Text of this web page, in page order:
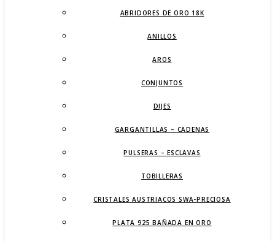
ABRIDORES DE ORO 18K
ANILLOS
AROS
CONJUNTOS
DIJES
GARGANTILLAS – CADENAS
PULSERAS – ESCLAVAS
TOBILLERAS
CRISTALES AUSTRIACOS SWA-PRECIOSA
PLATA 925 BAÑADA EN ORO